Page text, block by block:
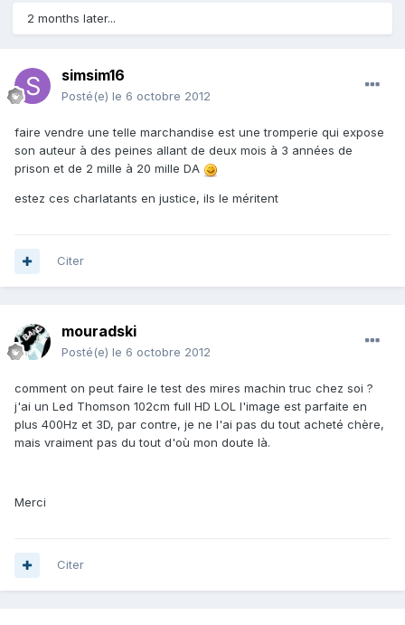
2 months later...
simsim16
Posté(e) le 6 octobre 2012
faire vendre une telle marchandise est une tromperie qui expose
son auteur à des peines allant de deux mois à 3 années de
prison et de 2 mille à 20 mille DA
estez ces charlatants en justice, ils le méritent
Citer
mouradski
Posté(e) le 6 octobre 2012
comment on peut faire le test des mires machin truc chez soi ?
j'ai un Led Thomson 102cm full HD LOL l'image est parfaite en
plus 400Hz et 3D, par contre, je ne l'ai pas du tout acheté chère,
mais vraiment pas du tout d'où mon doute là.
Merci
Citer